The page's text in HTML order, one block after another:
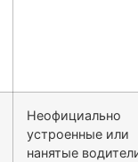
Неофициально
устроенные или
нанятые